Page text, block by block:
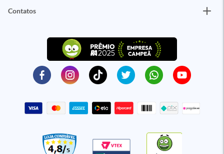
Contatos